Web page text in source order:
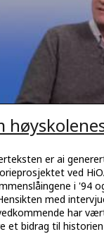
er ai
ved
i '94
med
har
et bidrag til historien